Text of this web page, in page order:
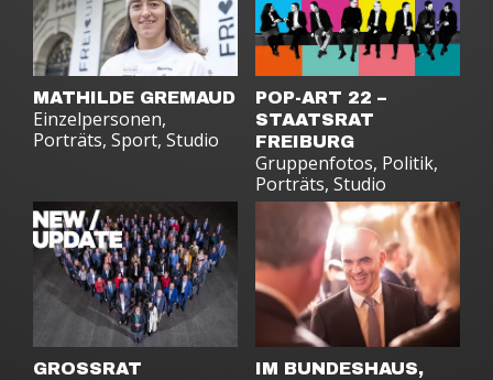
MATHILDE GREMAUD
Einzelpersonen,
Porträts, Sport, Studio
POP-ART 22 –
STAATSRAT
FREIBURG
Gruppenfotos, Politik,
Porträts, Studio
GROSSRAT
IM BUNDESHAUS,